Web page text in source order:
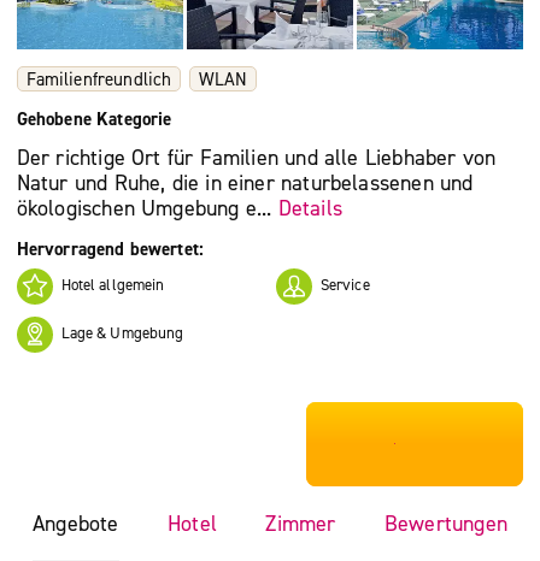
Familienfreundlich
WLAN
Gehobene Kategorie
Der richtige Ort für Familien und alle Liebhaber von
Natur und Ruhe, die in einer naturbelassenen und
ökologischen Umgebung e... Details
Hervorragend bewertet:
Hotel allgemein Service
Lage & Umgebung
***************
Angebote Hotel Zimmer Bewertungen